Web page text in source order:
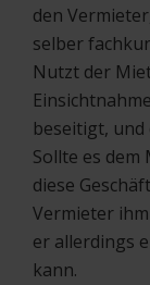
den
selber
Nutzt der
beseitigt,
Sollte es
diese
Vermieter
er allerdings
kann.